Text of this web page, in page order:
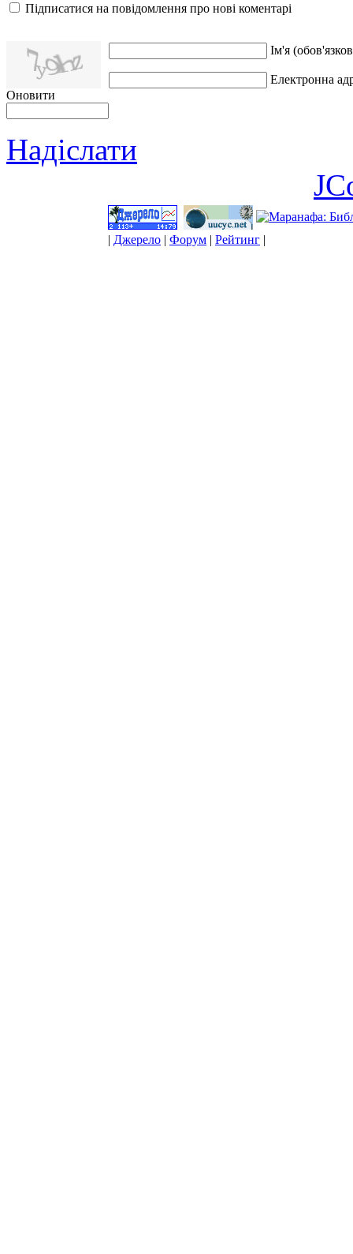
Підписатися на повідомлення про нові коментарі
Оновити
Ім'я
Електронна
Надіслати
| Джерело | Форум | Рейтинг |